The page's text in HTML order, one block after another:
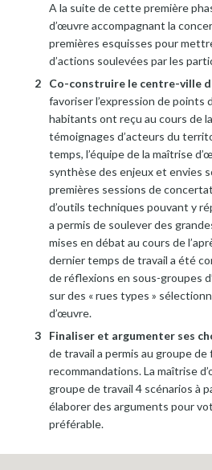
A la suite de cette première
d’œuvre accompagnant la
premières esquisses pour
d’actions soulevées par les
Co-construire le centre-ville
favoriser l’expression de points
habitants ont reçu au cours de
témoignages d’acteurs du
temps, l’équipe de la maîtrise
synthèse des enjeux et envies
premières sessions de
d’outils techniques pouvant y
a permis de soulever des
mises en débat au cours de
dernier temps de travail a été
de réflexions en sous-groupes
sur des « rues types »
d’œuvre.
Finaliser et argumenter ses
de travail a permis au groupe
recommandations. La maîtrise
groupe de travail 4 scénarios à
élaborer des arguments pour
préférable.